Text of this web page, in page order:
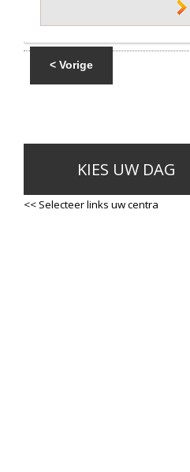
< Vorige
KIES UW DAG
<< Selecteer links uw centra